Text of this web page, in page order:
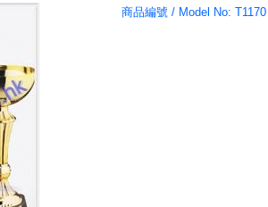
商品編號 / Model No: T1170